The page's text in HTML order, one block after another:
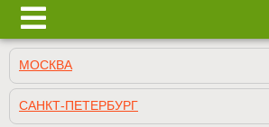
МОСКВА
САНКТ-ПЕТЕРБУРГ